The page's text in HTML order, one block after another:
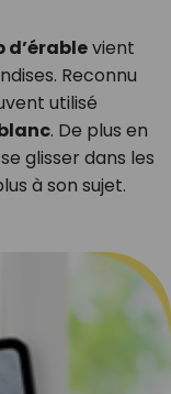
d’érablevient
Reconnu
utilisé
. De plus en
glisser dans les
à son sujet.